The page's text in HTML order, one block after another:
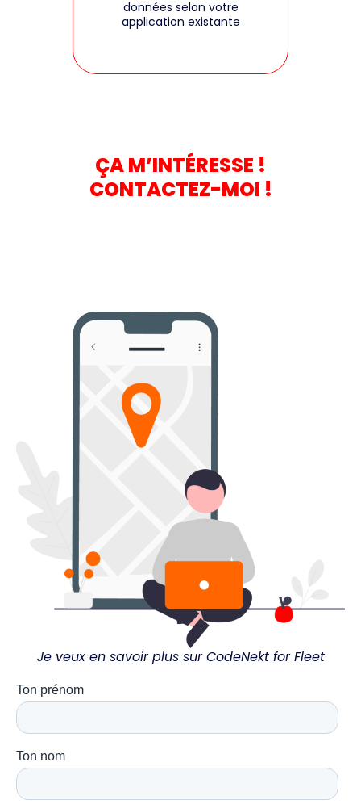
données selon votre
application existante
ÇA M’INTÉRESSE !
CONTACTEZ-MOI !
Je veux en savoir plus sur CodeNekt for Fleet